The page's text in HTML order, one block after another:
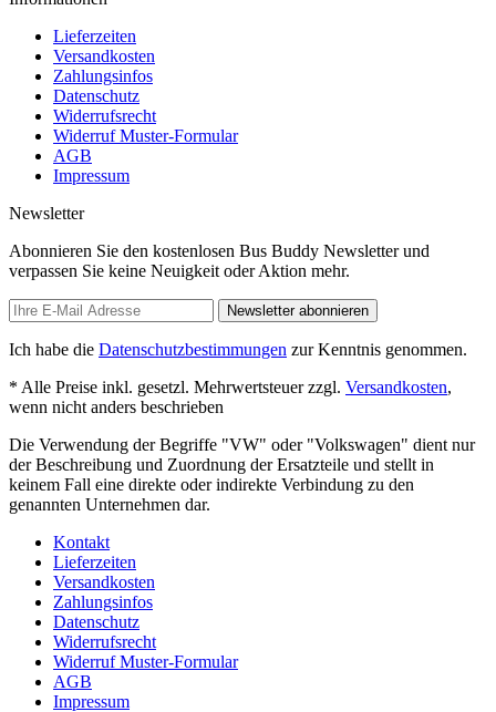
Lieferzeiten
Versandkosten
Zahlungsinfos
Datenschutz
Widerrufsrecht
Widerruf Muster-Formular
AGB
Impressum
Newsletter
Abonnieren Sie den kostenlosen Bus Buddy Newsletter und
verpassen Sie keine Neuigkeit oder Aktion mehr.
Newsletter abonnieren
Ich habe die Datenschutzbestimmungen zur Kenntnis genommen.
* Alle Preise inkl. gesetzl. Mehrwertsteuer zzgl. Versandkosten,
wenn nicht anders beschrieben
Die Verwendung der Begriffe "VW" oder "Volkswagen" dient nur
der Beschreibung und Zuordnung der Ersatzteile und stellt in
keinem Fall eine direkte oder indirekte Verbindung zu den
genannten Unternehmen dar.
Kontakt
Lieferzeiten
Versandkosten
Zahlungsinfos
Datenschutz
Widerrufsrecht
Widerruf Muster-Formular
AGB
Impressum